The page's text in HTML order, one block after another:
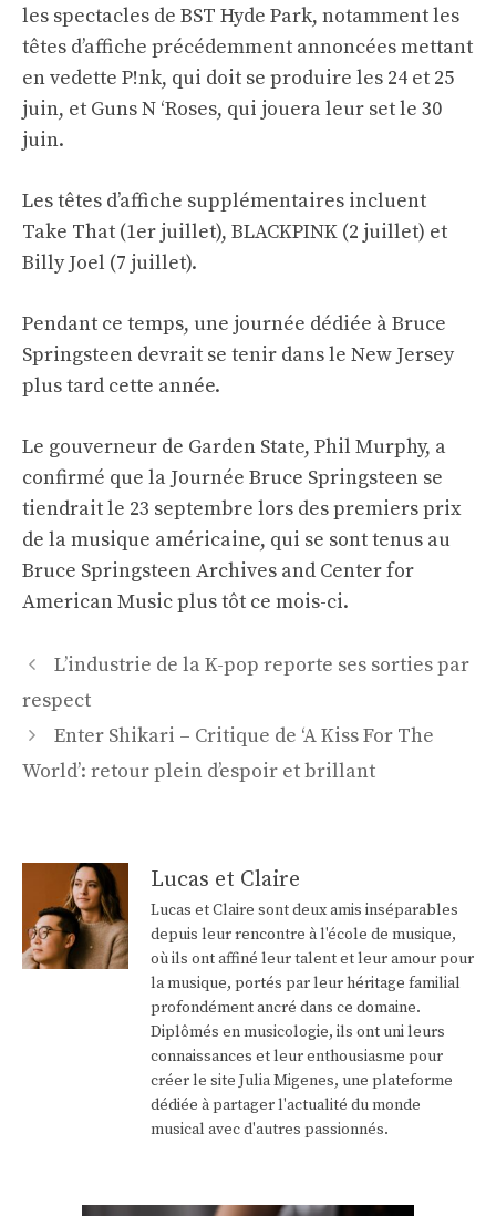
les spectacles de BST Hyde Park, notamment les
têtes d’affiche précédemment annoncées mettant
en vedette P!nk, qui doit se produire les 24 et 25
juin, et Guns N ‘Roses, qui jouera leur set le 30
juin.
Les têtes d’affiche supplémentaires incluent
Take That (1er juillet), BLACKPINK (2 juillet) et
Billy Joel (7 juillet).
Pendant ce temps, une journée dédiée à Bruce
Springsteen devrait se tenir dans le New Jersey
plus tard cette année.
Le gouverneur de Garden State, Phil Murphy, a
confirmé que la Journée Bruce Springsteen se
tiendrait le 23 septembre lors des premiers prix
de la musique américaine, qui se sont tenus au
Bruce Springsteen Archives and Center for
American Music plus tôt ce mois-ci.
Navigation
des
L’industrie de la K-pop reporte ses sorties par
respect
Enter Shikari – Critique de ‘A Kiss For The
World’: retour plein d’espoir et brillant
Lucas et Claire
Lucas et Claire sont deux amis inséparables
depuis leur rencontre à l'école de musique,
où ils ont affiné leur talent et leur amour pour
la musique, portés par leur héritage familial
profondément ancré dans ce domaine.
Diplômés en musicologie, ils ont uni leurs
connaissances et leur enthousiasme pour
créer le site Julia Migenes, une plateforme
dédiée à partager l'actualité du monde
musical avec d'autres passionnés.